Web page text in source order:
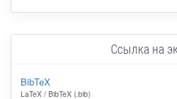
Ссылка на
BibTeX
LaTeX / BibTeX (.bib)